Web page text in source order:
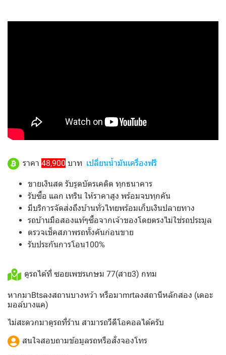
ราคา 48,900 บาท เปลี่ยนน้ำมันเครื่องฟรี
ขายเงินสด รับรูดบัตรเคดิต ทุกธนาคาร
รับซื้อ แลก เทริน ให้ราคาสูง พร้อมจบทุกคัน
มีบริการจัดส่งถึงบ้านทั่วไทยพร้อมเก็บเงินปลายทาง
รถบ้านมือสองแท้ๆซื้อจากเจ้าของโดยตรงไม่ใช่รถประมูล
ตรวจเช็คสภาพรถทั้งคันก่อนขาย
รับประกันการโอน100%
ดูรถได้ที่ ซอยเพชรเกษม 77(สาย3) กทม
หากมาBtsลงสถานบางหว้า หรือมาmrtลงสถานีหลักสอง (เดอะ
มอล์บางแค)
ไม่สะดวกมาดูรถที่ร้าน สามารถวีดีโอคอลได้ครับ
สนใจสอบถามข้อมูลรถหรือสั่งจองโทร